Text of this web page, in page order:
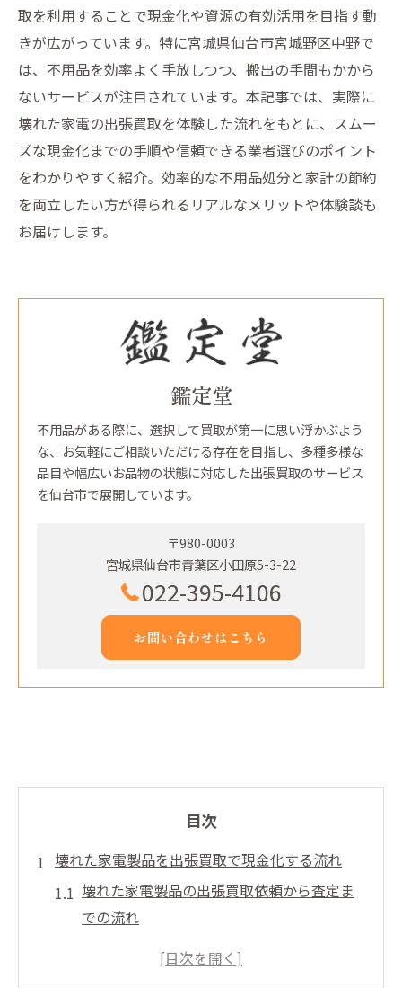
取を利用することで現金化や資源の有効活用を目指す動
きが広がっています。特に宮城県仙台市宮城野区中野で
は、不用品を効率よく手放しつつ、搬出の手間もかから
ないサービスが注目されています。本記事では、実際に
壊れた家電の出張買取を体験した流れをもとに、スムー
ズな現金化までの手順や信頼できる業者選びのポイント
をわかりやすく紹介。効率的な不用品処分と家計の節約
を両立したい方が得られるリアルなメリットや体験談も
お届けします。
鑑定堂
不用品がある際に、選択して買取が第一に思い浮かぶよう
な、お気軽にご相談いただける存在を目指し、多種多様な
品目や幅広いお品物の状態に対応した出張買取のサービス
を仙台市で展開しています。
〒980-0003
宮城県仙台市青葉区小田原5-3-22
022-395-4106
お問い合わせはこちら
目次
壊れた家電製品を出張買取で現金化する流れ
壊れた家電製品の出張買取依頼から査定ま
での流れ
搬出不要で簡単に現金化できるポイント解